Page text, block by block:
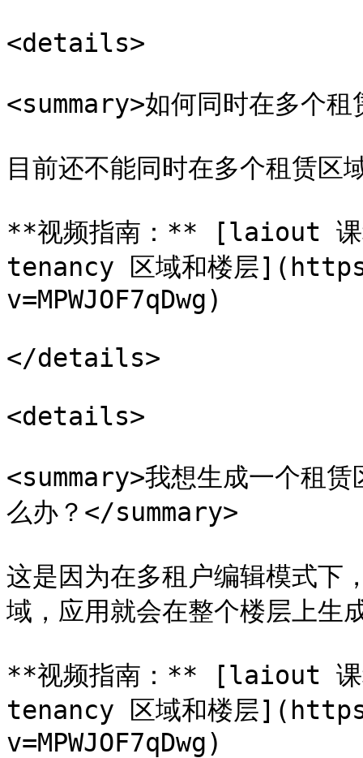
<details>
<summary>如何同时在多个
目前还不能同时在多个租赁区
**视频指南：** [laiout
tenancy 区域和楼层
v=MPWJOF7qDwg)
</details>
<details>
<summary>我想生成一个租
么办？</summary>
这是因为在多租户编辑模式下
域，应用就会在整个楼层上生
**视频指南：** [laiout
tenancy 区域和楼层
v=MPWJOF7qDwg)